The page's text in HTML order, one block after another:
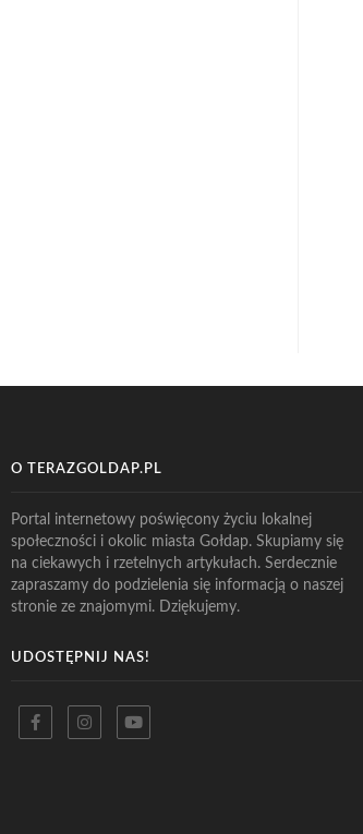
O TERAZGOLDAP.PL
Portal internetowy poświęcony życiu lokalnej
społeczności i okolic miasta Gołdap. Skupiamy się
na ciekawych i rzetelnych artykułach. Serdecznie
zapraszamy do podzielenia się informacją o naszej
stronie ze znajomymi. Dziękujemy.
UDOSTĘPNIJ NAS!